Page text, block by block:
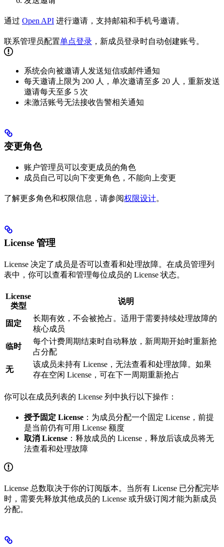
通过 Open API 进行邀请，支持邮箱和手机号邀请。
联系管理员配置单点登录 ，新成员登录时自动创建账号。
系统会向被邀请人发送短信或邮件通知
每天邀请上限为 200 人，单次邀请至多 20 人，重新发送
邀请每天至多 5 次
未激活账号无法接收告警相关通知
变更角色
账户管理员可以变更成员的角色
成员自己可以向下变更角色，不能向上变更
了解更多角色和权限信息，请参阅权限设计。
License 管理
License 决定了成员是否可以查看和处理故障。在成员管理列
表中，你可以查看和管理每位成员的 License 状态。
License
类型
说明
固定
长期有效，不会被抢占。适用于需要持续处理故障的
核心成员
临时
每个计费周期结束时自动释放，新周期开始时重新抢
占分配
无
该成员未持有 License，无法查看和处理故障。如果
存在空闲 License，可在下一周期重新抢占
你可以在成员列表的 License 列中执行以下操作：
授予固定 License ：为成员分配一个固定 License，前提
是当前仍有可用 License 额度
取消 License ：释放成员的 License，释放后该成员将无
法查看和处理故障
License 总数取决于你的订阅版本。当所有 License 已分配完毕
时，需要先释放其他成员的 License 或升级订阅才能为新成员
分配。